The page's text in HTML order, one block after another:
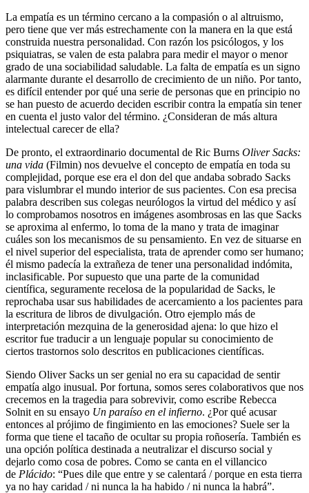
La empatía es un término cercano a la compasión o al altruismo,
pero tiene que ver más estrechamente con la manera en la que está
construida nuestra personalidad. Con razón los psicólogos, y los
psiquiatras, se valen de esta palabra para medir el mayor o menor
grado de una sociabilidad saludable. La falta de empatía es un signo
alarmante durante el desarrollo de crecimiento de un niño. Por tanto,
es difícil entender por qué una serie de personas que en principio no
se han puesto de acuerdo deciden escribir contra la empatía sin tener
en cuenta el justo valor del término. ¿Consideran de más altura
intelectual carecer de ella?
De pronto, el extraordinario documental de Ric Burns Oliver Sacks:
una vida (Filmin) nos devuelve el concepto de empatía en toda su
complejidad, porque ese era el don del que andaba sobrado Sacks
para vislumbrar el mundo interior de sus pacientes. Con esa precisa
palabra describen sus colegas neurólogos la virtud del médico y así
lo comprobamos nosotros en imágenes asombrosas en las que Sacks
se aproxima al enfermo, lo toma de la mano y trata de imaginar
cuáles son los mecanismos de su pensamiento. En vez de situarse en
el nivel superior del especialista, trata de aprender como ser humano;
él mismo padecía la extrañeza de tener una personalidad indómita,
inclasificable. Por supuesto que una parte de la comunidad
científica, seguramente recelosa de la popularidad de Sacks, le
reprochaba usar sus habilidades de acercamiento a los pacientes para
la escritura de libros de divulgación. Otro ejemplo más de
interpretación mezquina de la generosidad ajena: lo que hizo el
escritor fue traducir a un lenguaje popular su conocimiento de
ciertos trastornos solo descritos en publicaciones científicas.
Siendo Oliver Sacks un ser genial no era su capacidad de sentir
empatía algo inusual. Por fortuna, somos seres colaborativos que nos
crecemos en la tragedia para sobrevivir, como escribe Rebecca
Solnit en su ensayo Un paraíso en el infierno. ¿Por qué acusar
entonces al prójimo de fingimiento en las emociones? Suele ser la
forma que tiene el tacaño de ocultar su propia roñosería. También es
una opción política destinada a neutralizar el discurso social y
dejarlo como cosa de pobres. Como se canta en el villancico
de Plácido: “Pues dile que entre y se calentará / porque en esta tierra
ya no hay caridad / ni nunca la ha habido / ni nunca la habrá”.